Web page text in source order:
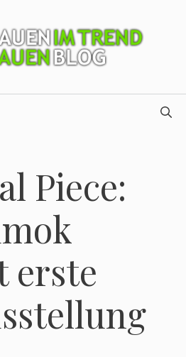
Piece:
erste